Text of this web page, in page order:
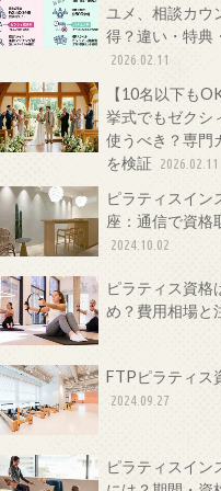
ユメ、相談カウ
得？違い・特典
2026.02.11
【10名以下も
挙式でもゼクシ
使うべき？専門
を検証 2026.02.11
ピラティスイン
座：通信で資格
2024.10.02
ピラティス資格
め？費用相場と
FTPピラティス
2024.09.27
ピラティスイン